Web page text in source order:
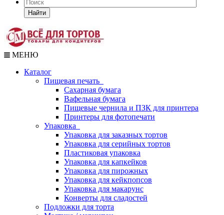
Найти
МЕНЮ
Каталог
Пищевая печать
Сахарная бумага
Вафельная бумага
Пищевые чернила и ПЗК для принтера
Принтеры для фотопечати
Упаковка
Упаковка для заказных тортов
Упаковка для серийных тортов
Пластиковая упаковка
Упаковка для капкейков
Упаковка для пирожных
Упаковка для кейкпопсов
Упаковка для макарунс
Конверты для сладостей
Подложки для торта